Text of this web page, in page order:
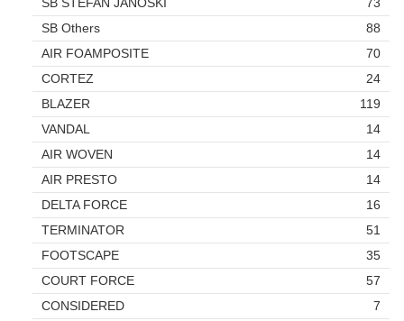
SB STEFAN JANOSKI
73
SB Others
88
AIR FOAMPOSITE
70
CORTEZ
24
BLAZER
119
VANDAL
14
AIR WOVEN
14
AIR PRESTO
14
DELTA FORCE
16
TERMINATOR
51
FOOTSCAPE
35
COURT FORCE
57
CONSIDERED
7